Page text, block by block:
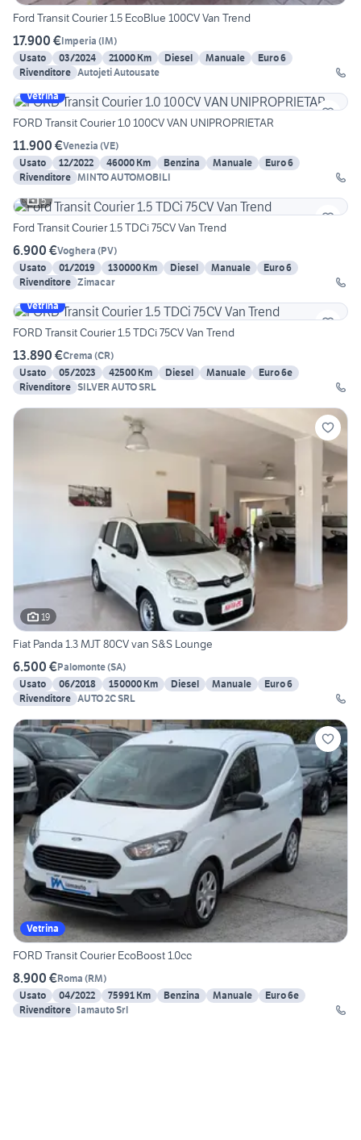
Ford Transit Courier 1.5 EcoBlue 100CV Van Trend
17.900 €Imperia (IM)
Usato
03/2024 21000 Km Diesel Manuale
Euro 6
Rivenditore Autojeti Autousate
Vetrina
FORD Transit Courier 1.0 100CV VAN UNIPROPRIETAR
11.900 €Venezia (VE)
Usato
12/2022 46000 Km Benzina Manuale
Euro 6
Rivenditore MINTO AUTOMOBILI
5
Ford Transit Courier 1.5 TDCi 75CV Van Trend
6.900 €Voghera (PV)
Usato
01/2019 130000 Km Diesel Manuale
Euro 6
Rivenditore Zimacar
Vetrina
FORD Transit Courier 1.5 TDCi 75CV Van Trend
13.890 €Crema (CR)
Usato
05/2023 42500 Km Diesel Manuale
Euro 6e
Rivenditore SILVER AUTO SRL
19
Fiat Panda 1.3 MJT 80CV van S&S Lounge
6.500 €Palomonte(SA)
Usato
06/2018 150000 Km Diesel Manuale
Euro 6
Rivenditore AUTO 2C SRL
Vetrina
FORD Transit Courier EcoBoost 1.0cc
8.900 €Roma (RM)
Usato
04/2022 75991 Km Benzina Manuale
Euro 6e
Rivenditore Iamauto Srl